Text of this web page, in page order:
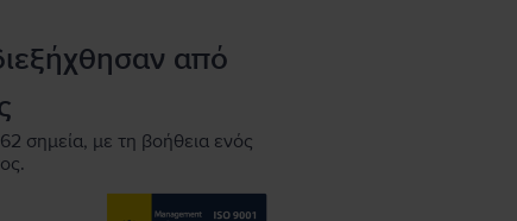
από
σημεία, με τη βοήθεια ενός